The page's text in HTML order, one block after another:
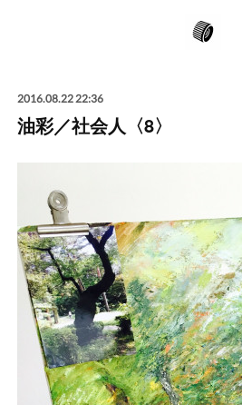
2016.08.22 22:36
油彩／社会人〈8〉